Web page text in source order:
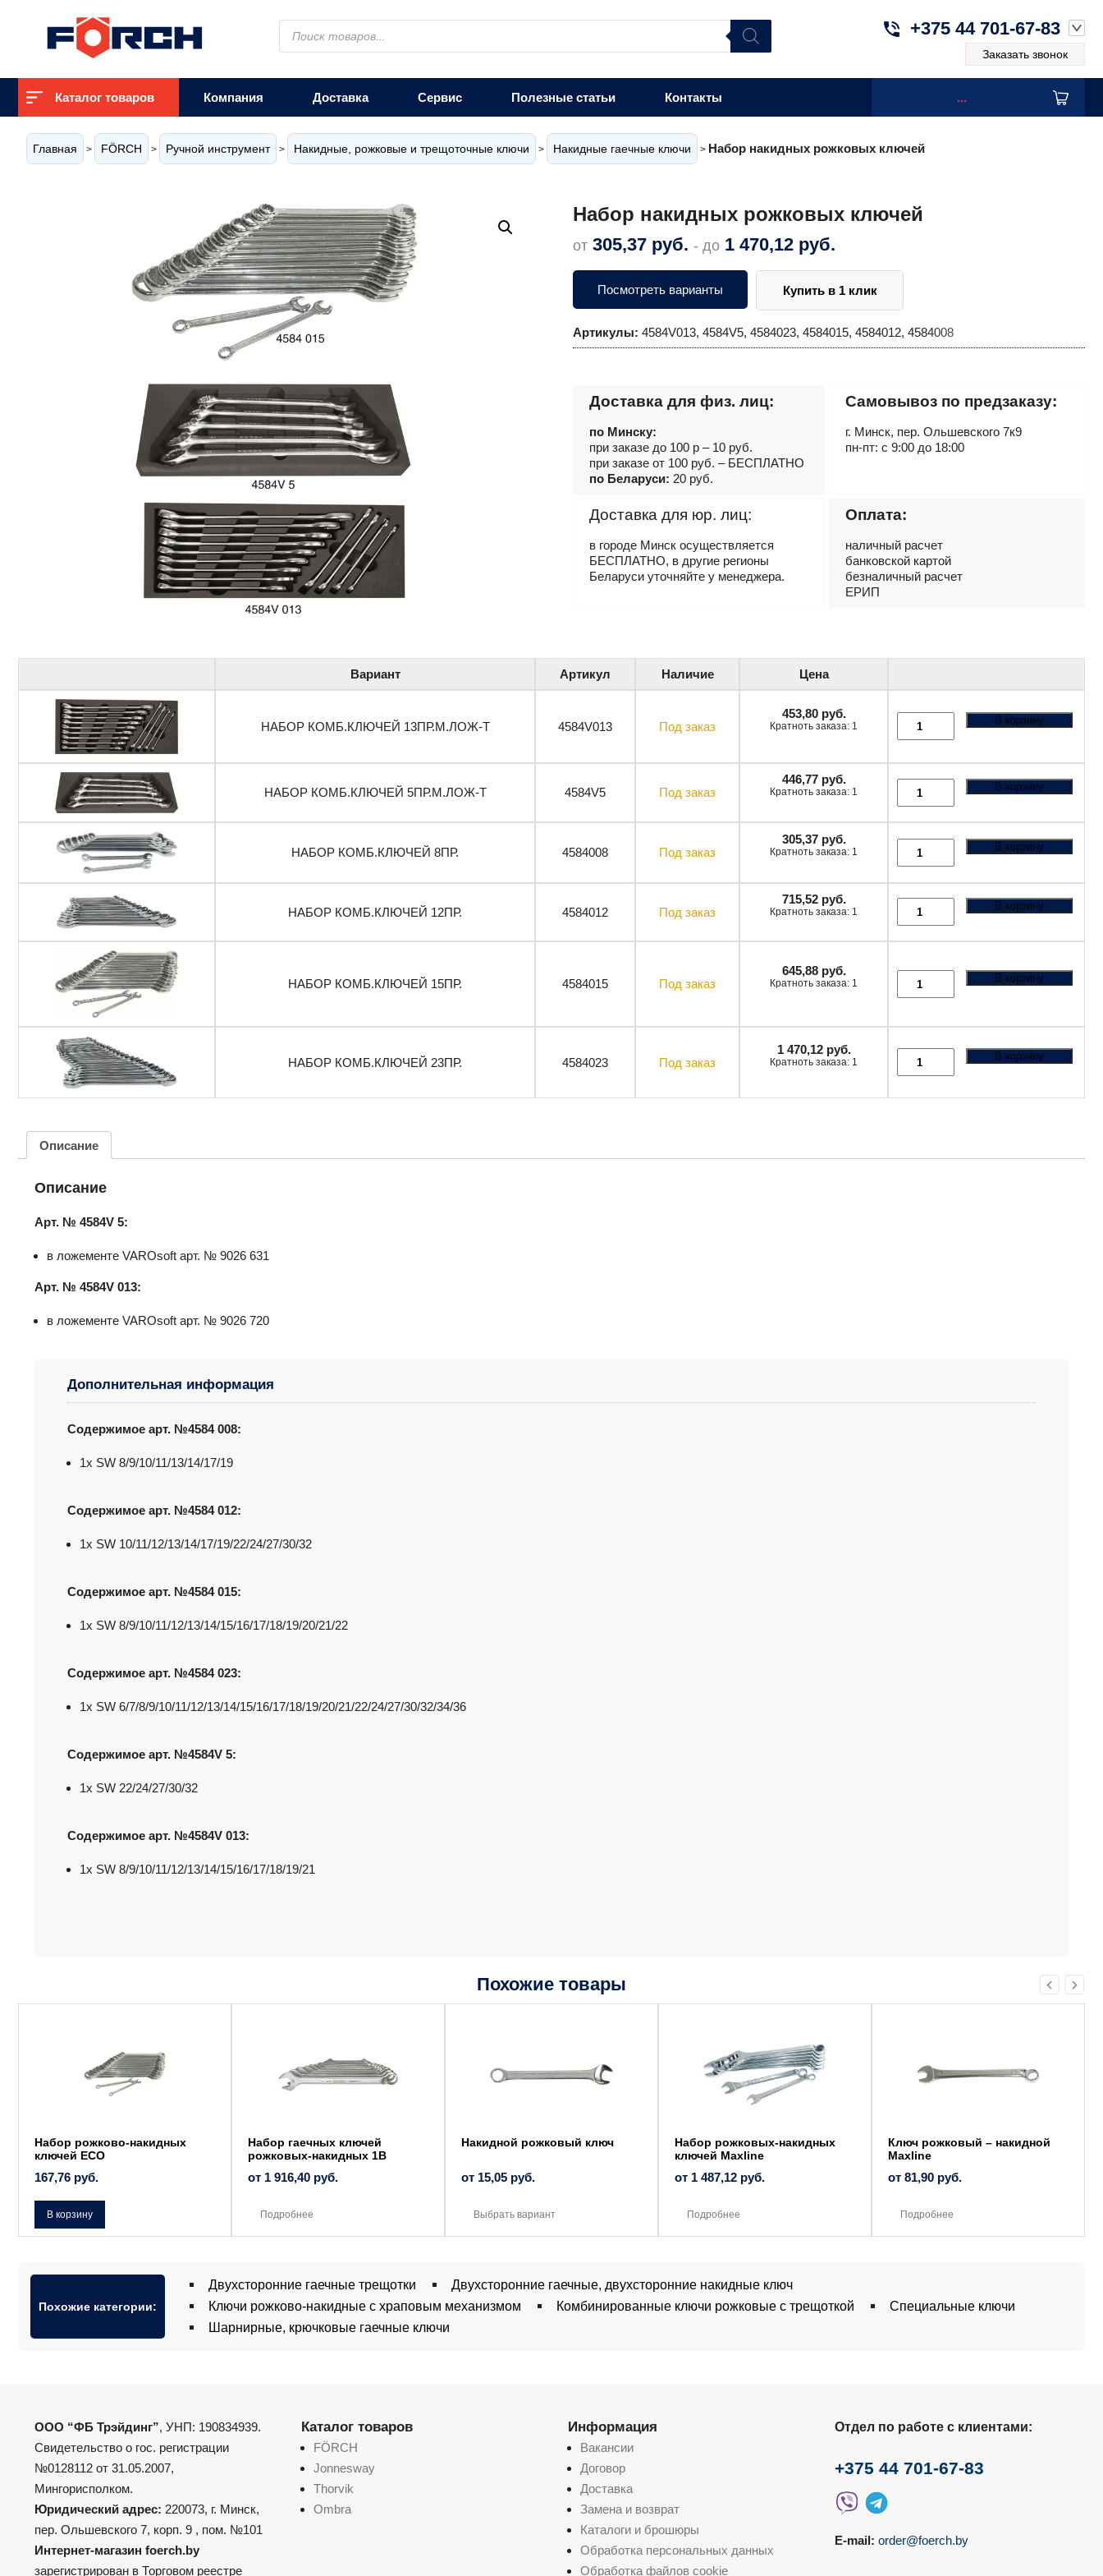
Поиск
товаров
+375 44 701-67-83
Заказать звонок
Каталог товаров Компания Доставка Сервис Полезные статьи Контакты ...
Главная > FÖRCH > Ручной инструмент > Накидные, рожковые и трещоточные ключи > Накидные гаечные ключи > Набор накидных рожковых ключей
Набор накидных рожковых ключей
от 305,37 руб. - до 1 470,12 руб.
Посмотреть варианты Купить в 1 клик
Артикулы: 4584V013, 4584V5, 4584023, 4584015, 4584012, 4584008
Доставка для физ. лиц:
по Минску:
при заказе до 100 р – 10 руб.
при заказе от 100 руб. – БЕСПЛАТНО
по Беларуси: 20 руб.
Самовывоз по предзаказу:
г. Минск, пер. Ольшевского 7к9
пн-пт: с 9:00 до 18:00
Доставка для юр. лиц:
в городе Минск осуществляется
БЕСПЛАТНО, в другие регионы
Беларуси уточняйте у менеджера.
Оплата:
наличный расчет
банковской картой
безналичный расчет
ЕРИП
Вариант Артикул Наличие Цена
НАБОР КОМБ.КЛЮЧЕЙ 13ПР.М.ЛОЖ-Т 4584V013 Под заказ
453,80 руб.
Кратноть заказа: 1 В корзину
НАБОР КОМБ.КЛЮЧЕЙ 5ПР.М.ЛОЖ-Т 4584V5 Под заказ
446,77 руб.
Кратноть заказа: 1 В корзину
НАБОР КОМБ.КЛЮЧЕЙ 8ПР. 4584008 Под заказ
305,37 руб.
Кратноть заказа: 1 В корзину
НАБОР КОМБ.КЛЮЧЕЙ 12ПР. 4584012 Под заказ
715,52 руб.
Кратноть заказа: 1 В корзину
НАБОР КОМБ.КЛЮЧЕЙ 15ПР. 4584015 Под заказ
645,88 руб.
Кратноть заказа: 1 В корзину
НАБОР КОМБ.КЛЮЧЕЙ 23ПР. 4584023 Под заказ
1 470,12 руб.
Кратноть заказа: 1 В корзину
Описание
Описание
Арт. № 4584V 5:
в ложементе VAROsoft арт. № 9026 631
Арт. № 4584V 013:
в ложементе VAROsoft арт. № 9026 720
Дополнительная информация
Содержимое арт. №4584 008:
1x SW 8/9/10/11/13/14/17/19
Содержимое арт. №4584 012:
1x SW 10/11/12/13/14/17/19/22/24/27/30/32
Содержимое арт. №4584 015:
1x SW 8/9/10/11/12/13/14/15/16/17/18/19/20/21/22
Содержимое арт. №4584 023:
1x SW 6/7/8/9/10/11/12/13/14/15/16/17/18/19/20/21/22/24/27/30/32/34/36
Содержимое арт. №4584V 5:
1x SW 22/24/27/30/32
Содержимое арт. №4584V 013:
1x SW 8/9/10/11/12/13/14/15/16/17/18/19/21
Похожие товары
Набор рожково-накидных
ключей ECO
167,76 руб.
В корзину
Набор гаечных ключей
рожковых-накидных 1В
от 1 916,40 руб.
Подробнее
Накидной рожковый ключ
от 15,05 руб.
Выбрать вариант
Опции
Набор рожковых-накидных
ключей Maxline
от 1 487,12 руб.
Подробнее
вариаций.
Ключ рожковый – накидной
Maxline
от 81,90 руб.
Подробнее
вариаций.
Похожие категории:
Двухсторонние гаечные трещотки
Двухсторонние гаечные, двухсторонние накидные ключ
Ключи рожково-накидные с храповым механизмом
Комбинированные ключи рожковые с трещоткой
Специальные ключи
Шарнирные, крючковые гаечные ключи
ООО “ФБ Трэйдинг”, УНП: 190834939.
Свидетельство о гос. регистрации
№0128112 от 31.05.2007,
Мингорисполком.
Юридический адрес: 220073, г. Минск,
пер. Ольшевского 7, корп. 9 , пом. №101
Интернет-магазин foerch.by
зарегистрирован в Торговом реестре
Каталог товаров
FÖRCH
Jonnesway
Thorvik
Ombra
Информация
Вакансии
Договор
Доставка
Замена и возврат
Каталоги и брошюры
Обработка персональных данных
Обработка файлов cookie
Отдел по работе с клиентами:
+375 44 701-67-83
E-mail: order@foerch.by